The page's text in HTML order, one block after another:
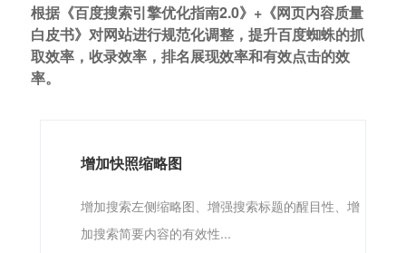
根据《百度搜索引擎优化指南2.0》+《网页内容质量
白皮书》对网站进行规范化调整，提升百度蜘蛛的抓
取效率，收录效率，排名展现效率和有效点击的效
率。
增加快照缩略图
增加搜索左侧缩略图、增强搜索标题的醒目性、增
加搜索简要内容的有效性...